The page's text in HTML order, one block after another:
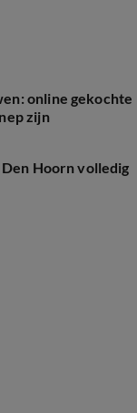
online gekochte
zijn
Hoorn volledig